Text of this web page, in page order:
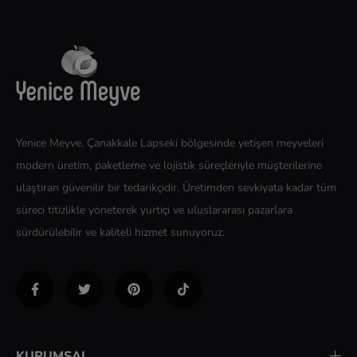
Yenice Meyve, Çanakkale Lapseki bölgesinde yetişen meyveleri
modern üretim, paketleme ve lojistik süreçleriyle müşterilerine
ulaştıran güvenilir bir tedarikçidir. Üretimden sevkiyata kadar tüm
süreci titizlikle yöneterek yurtiçi ve uluslararası pazarlara
sürdürülebilir ve kaliteli hizmet sunuyoruz.